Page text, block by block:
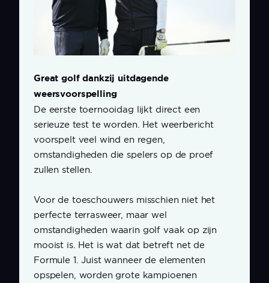
Great golf dankzij uitdagende
weersvoorspelling
De eerste toernooidag lijkt direct een
serieuze test te worden. Het weerbericht
voorspelt veel wind en regen,
omstandigheden die spelers op de proef
zullen stellen.
Voor de toeschouwers misschien niet het
perfecte terrasweer, maar wel
omstandigheden waarin golf vaak op zijn
mooist is. Het is wat dat betreft net de
Formule 1. Juist wanneer de elementen
opspelen, worden grote kampioenen